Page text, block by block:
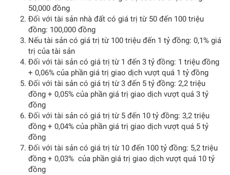
50,000 đồng
Đối với tài sản nhà đất có giá trị từ 50 đến 100 triệu
đồng: 100,000 đồng
Nếu tài sản có giá trị từ 100 triệu đến 1 tỷ đồng: 0,1% giá
trị của tài sản
Đối với tài sản có giá trị từ 1 đến 3 tỷ đồng: 1 triệu đồng
+ 0,06% của phần giá trị giao dịch vượt quá 1 tỷ đồng
Đối với tài sản có giá trị từ 3 đến 5 tỷ đồng: 2,2 triệu
đồng + 0,05% của phần giá trị giao dịch vượt quá 3 tỷ
đồng
Đối với tài sản có giá trị từ 5 đến 10 tỷ đồng: 3,2 triệu
đồng + 0,04% của phần giá trị giao dịch vượt quá 5 tỷ
đồng
Đối với tài sản có giá trị từ 10 đến 100 tỷ đồng: 5,2 triệu
đồng + 0,03% của phần giá trị giao dịch vượt quá 10 tỷ
đồng